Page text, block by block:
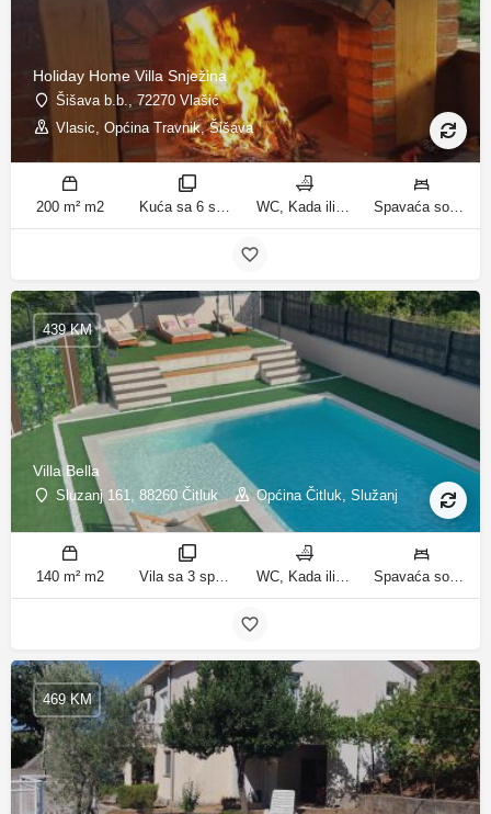
Holiday Home Villa Snježina
Šišava b.b., 72270 Vlašić
Vlasic, Općina Travnik, Šišava
200 m² m2
Villa Bella
Sluzanj 161, 88260 Čitluk Općina Čitluk, Služanj
439 KM
140 m² m2
469 KM